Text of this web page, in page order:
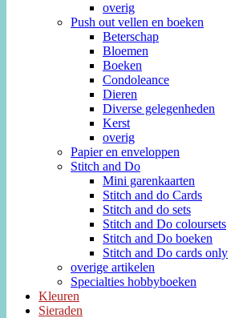
overig
Push out vellen en boeken
Beterschap
Bloemen
Boeken
Condoleance
Dieren
Diverse gelegenheden
Kerst
overig
Papier en enveloppen
Stitch and Do
Mini garenkaarten
Stitch and do Cards
Stitch and do sets
Stitch and Do coloursets
Stitch and Do boeken
Stitch and Do cards only
overige artikelen
Specialties hobbyboeken
Kleuren
Sieraden